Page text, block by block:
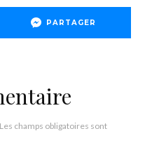
PARTAGER
Les champs obligatoires sont